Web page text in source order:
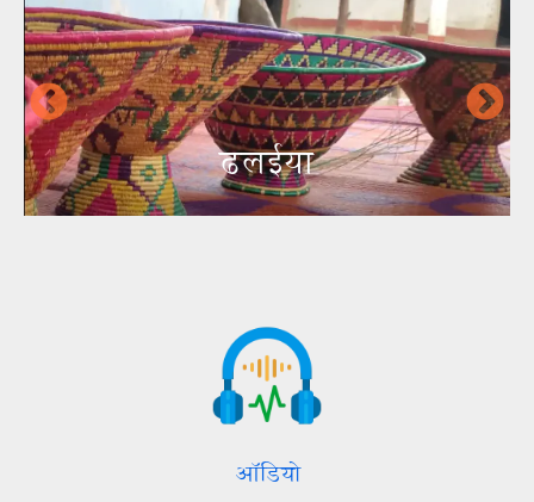
ढलईया
ऑडियो